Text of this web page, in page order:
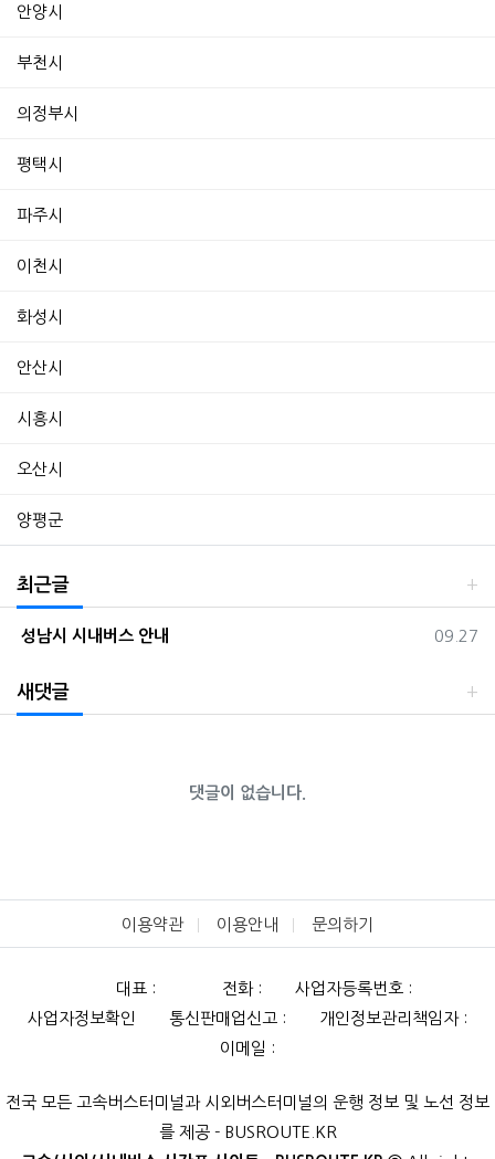
안양시
부천시
의정부시
평택시
파주시
이천시
화성시
안산시
시흥시
오산시
양평군
최근글
등록일
09.27
성남시 시내버스 안내
새댓글
댓글이 없습니다.
이용약관 이용안내 문의하기
대표 : 전화 :
사업자등록번호 :
사업자정보확인
통신판매업신고 :
개인정보관리책임자 :
이메일 :
전국 모든 고속버스터미널과 시외버스터미널의 운행 정보 및 노선 정보
를 제공 - BUSROUTE.KR